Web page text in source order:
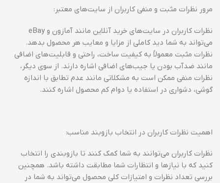
مرور نظرات مثبت و منفی کاربران از سایت‌های معتبر:
نظرات کاربران در سایت‌های خرید آنلاین مانند آمازون و eBay
می‌تواند به شما دید کاملی از مزایا و معایب هر محصول بدهد.
نظرات مثبت معمولاً به کیفیت ساخت، راحتی و قابلیت‌های اضافی
مانند ضدآب بودن یا جیب‌های اضافی اشاره دارند. از سوی دیگر،
نظرات منفی ممکن است به مشکلاتی مانند عدم تطابق با اندازه
گوشی، دشواری در استفاده یا دوام کم محصول اشاره کنند.
اهمیت نظرات کاربران در انتخاب بازوبند مناسب:
نظرات کاربران می‌توانند به شما کمک کنند تا بازوبندی را انتخاب
کنید که با نیازها و انتظارات شما مطابقت داشته باشد. همچنین
بررسی تعداد نظرات و امتیازات کلی محصول می‌تواند به شما در